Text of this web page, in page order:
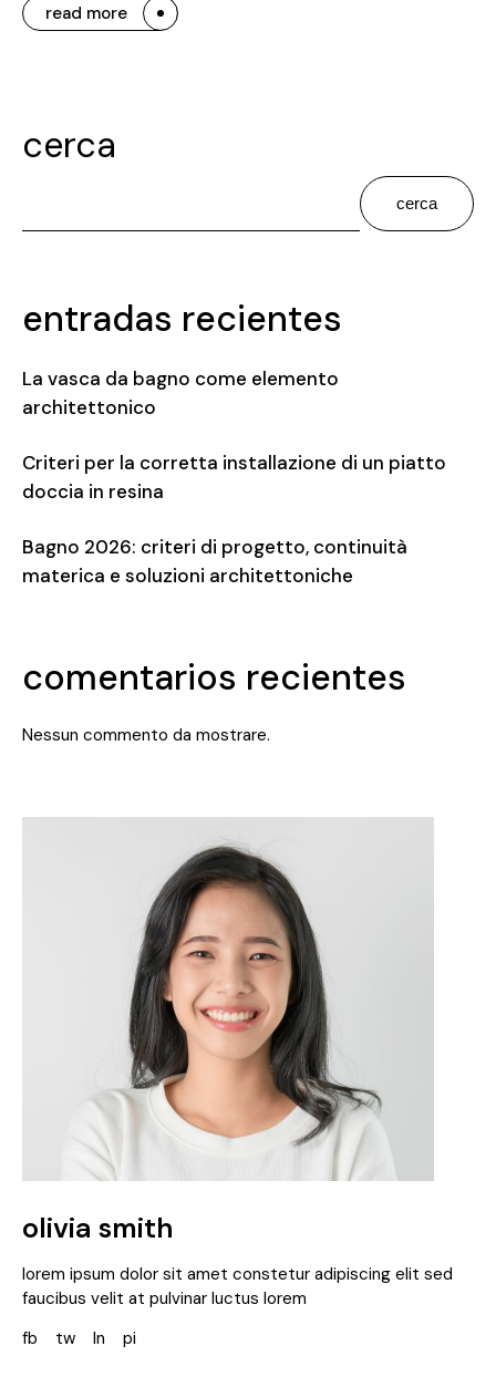
read more
cerca
cerca
entradas recientes
La vasca da bagno come elemento
architettonico
Criteri per la corretta installazione di un piatto
doccia in resina
Bagno 2026: criteri di progetto, continuità
materica e soluzioni architettoniche
comentarios recientes
Nessun commento da mostrare.
olivia smith
lorem ipsum dolor sit amet constetur adipiscing elit sed
faucibus velit at pulvinar luctus lorem
fb
tw ln pi